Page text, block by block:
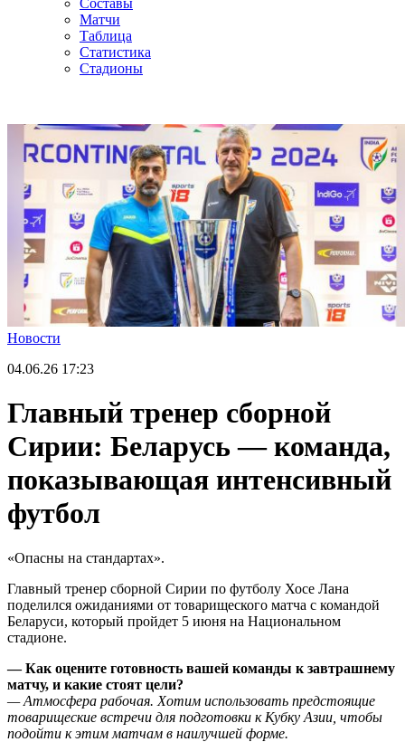
Составы
Матчи
Таблица
Статистика
Стадионы
Новости
04.06.26 17:23
Главный тренер сборной
Сирии: Беларусь — команда,
показывающая интенсивный
футбол
«Опасны на стандартах».
Главный тренер сборной Сирии по футболу Хосе Лана
поделился ожиданиями от товарищеского матча с командой
Беларуси, который пройдет 5 июня на Национальном
стадионе.
— Как оцените готовность вашей команды к завтрашнему
матчу, и какие стоят цели?
— Атмосфера рабочая. Хотим использовать предстоящие
товарищеские встречи для подготовки к Кубку Азии, чтобы
подойти к этим матчам в наилучшей форме.